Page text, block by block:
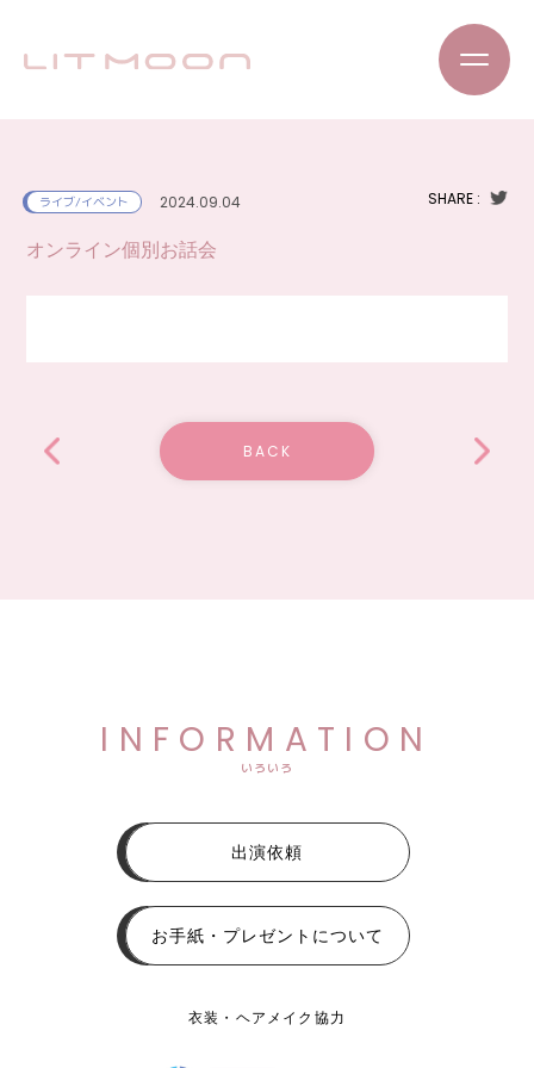
ライブ/イベント 2024.09.04 SHARE :
オンライン個別お話会
BACK
INFORMATION
いろいろ
出演依頼
お手紙・プレゼントについて
衣装・ヘアメイク協力